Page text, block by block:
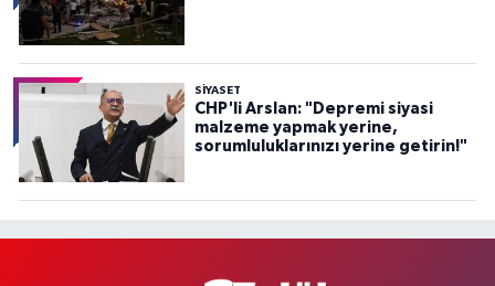
SİYASET
CHP'li Arslan: "Depremi siyasi
malzeme yapmak yerine,
sorumluluklarınızı yerine getirin!"